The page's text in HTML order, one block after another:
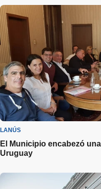
LANÚS
El Municipio encabezó
Uruguay